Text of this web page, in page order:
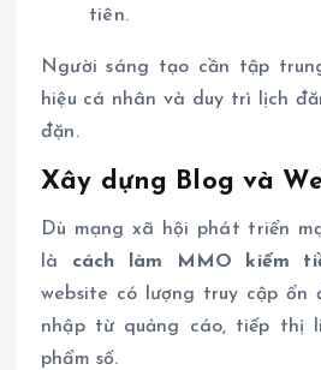
tiên.
Người sáng tạo cần tập
hiệu cá nhân và duy trì lịch
đặn.
Xây dựng Blog và
Dù mạng xã hội phát triển
là cách làm MMO kiếm
website có lượng truy cập ổn
nhập từ quảng cáo, tiếp thị
phẩm số.